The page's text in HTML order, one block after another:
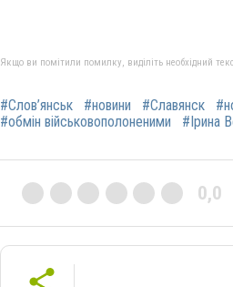
Якщо ви помітили помилку, виділіть необхідний
#Слов’янськ #новини #Славянск
#обмін військовополоненими
#Ірина
0,0